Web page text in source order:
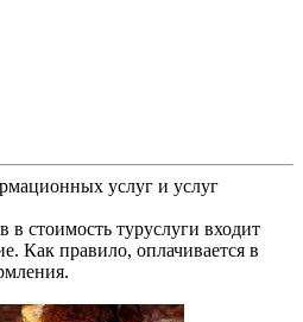
услуг и услуг
в стоимость туруслуги входит
Как правило, оплачивается в